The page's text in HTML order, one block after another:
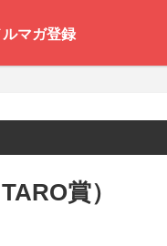
ルマガ登録
賞）